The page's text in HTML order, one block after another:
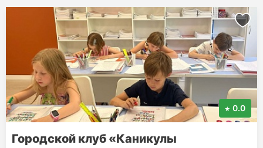
0.0
Городской клуб «Каникулы